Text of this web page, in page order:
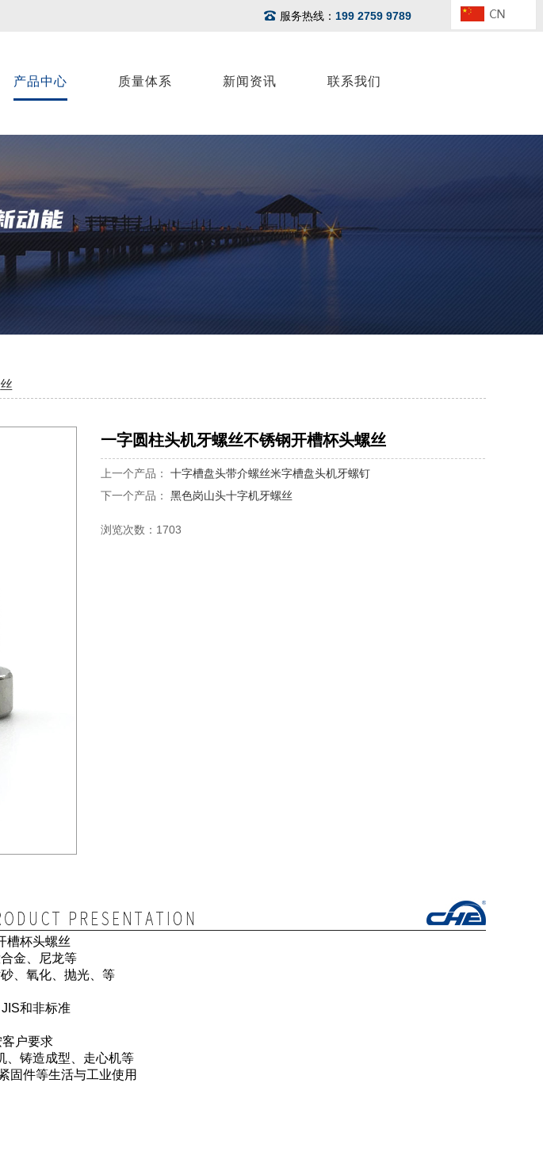
服务热线： 199 2759 9789
产品中心 质量体系 新闻资讯 联系我们
一字圆柱头机牙螺丝不锈钢开槽杯头螺丝
上一个产品： 十字槽盘头带介螺丝米字槽盘头机牙螺钉
下一个产品： 黑色岗山头十字机牙螺丝
浏览次数：1703
槽杯头螺丝
金、尼龙等
、氧化、抛光、等
和非标准
户要求
、铸造成型、走心机等
固件等生活与工业使用